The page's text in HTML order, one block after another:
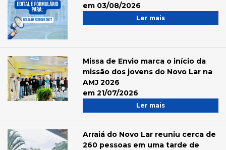
em 03/08/2026
Ler mais
Missa de Envio marca o início da
missão dos jovens do Novo Lar na
AMJ 2026
em 21/07/2026
Ler mais
Arraiá do Novo Lar reuniu cerca de
260 pessoas em uma tarde de